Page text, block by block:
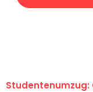
Studentenumzug: